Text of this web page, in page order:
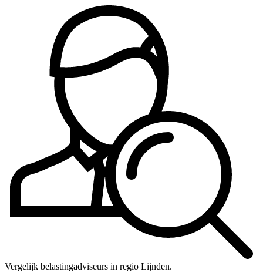
Vergelijk belastingadviseurs in regio Lijnden.